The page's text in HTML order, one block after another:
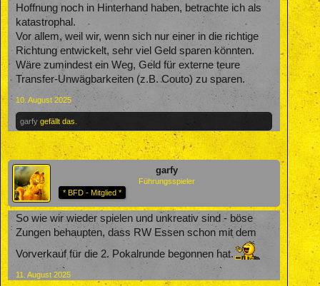
Hoffnung noch in Hinterhand haben, betrachte ich als
katastrophal.
Vor allem, weil wir, wenn sich nur einer in die richtige
Richtung entwickelt, sehr viel Geld sparen könnten.
Wäre zumindest ein Weg, Geld für externe teure
Transfer-Unwägbarkeiten (z.B. Couto) zu sparen.
10. August 2025
garfy gefällt das.
garfy
Führungsspieler
* BFD - Mitglied *
So wie wir wieder spielen und unkreativ sind - böse
Zungen behaupten, dass RW Essen schon mit dem
Vorverkauf für die 2. Pokalrunde begonnen hat.
11. August 2025